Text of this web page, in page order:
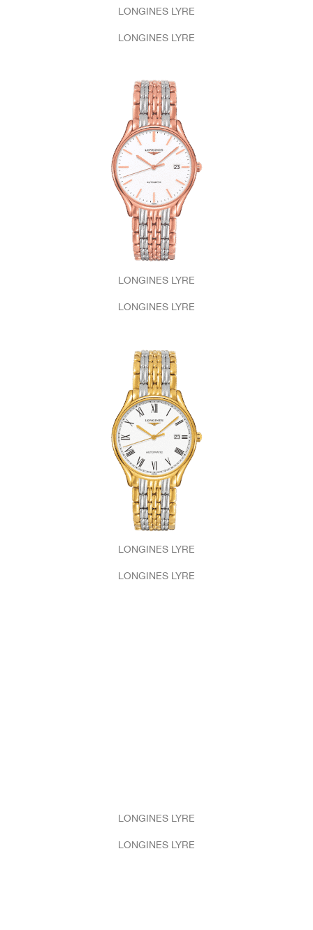
LONGINES LYRE
LONGINES LYRE
LONGINES LYRE
LONGINES LYRE
LONGINES LYRE
LONGINES LYRE
LONGINES LYRE
LONGINES LYRE